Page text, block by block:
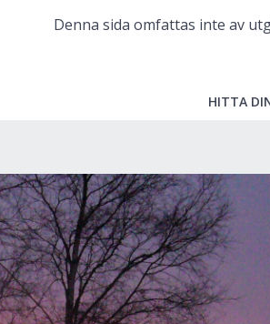
Denna sida omfattas inte av
HITTA